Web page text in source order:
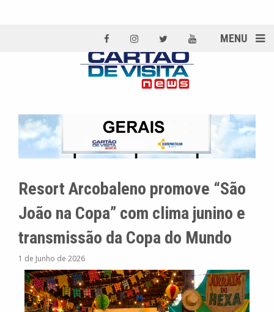
MENU
Resort Arcobaleno promove “São
João na Copa” com clima junino e
transmissão da Copa do Mundo
1 de Junho de 2026